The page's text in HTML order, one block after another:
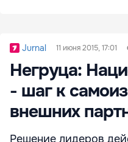
Jurnal 11 июня 2015, 17:01
Негруца:
- шаг к
внешних
Решение лидеров